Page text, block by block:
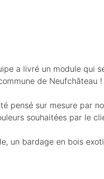
:
a livré un module qui
de Neufchâteau !
pensé sur mesure par
souhaitées par le
un bardage en bois